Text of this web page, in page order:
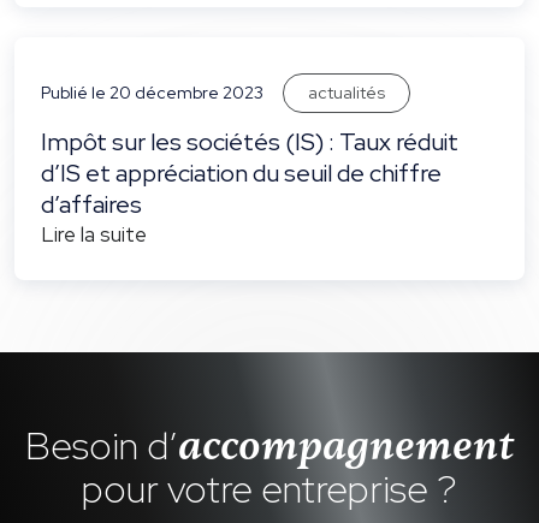
Publié le 20 décembre 2023 actualités
Impôt sur les sociétés (IS) : Taux réduit
d’IS et appréciation du seuil de chiffre
d’affaires
Lire la suite
Besoin d’accompagnement
pour votre entreprise ?